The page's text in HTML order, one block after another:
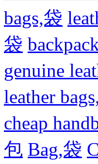
bags,袋
袋
genuine
leather
cheap
包 Bag,袋